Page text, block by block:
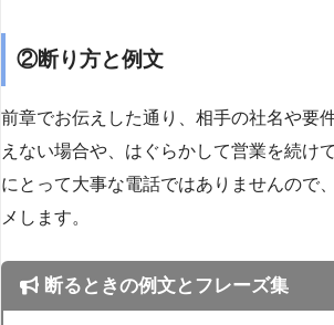
②断り方と例文
前章でお伝えした通り、相手の社名や要
えない場合や、はぐらかして営業を続け
にとって大事な電話ではありませんので
メします。
断るときの例文とフレーズ集